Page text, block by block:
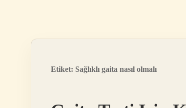
Etiket: Sağlıklı gaita nasıl olmalı